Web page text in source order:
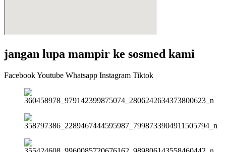
jangan lupa mampir ke sosmed kami
FacebookYoutube Whatsapp Instagram Tiktok